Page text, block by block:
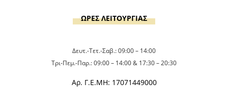
ΩΡΕΣ ΛΕΙΤΟΥΡΓΙΑΣ
Δευτ.-Τετ.-Σαβ.: 09:00 – 14:00
Τρι-Πεμ.-Παρ.: 09:00 – 14:00 & 17:30 – 20:30
Αρ. Γ.Ε.ΜΗ: 17071449000